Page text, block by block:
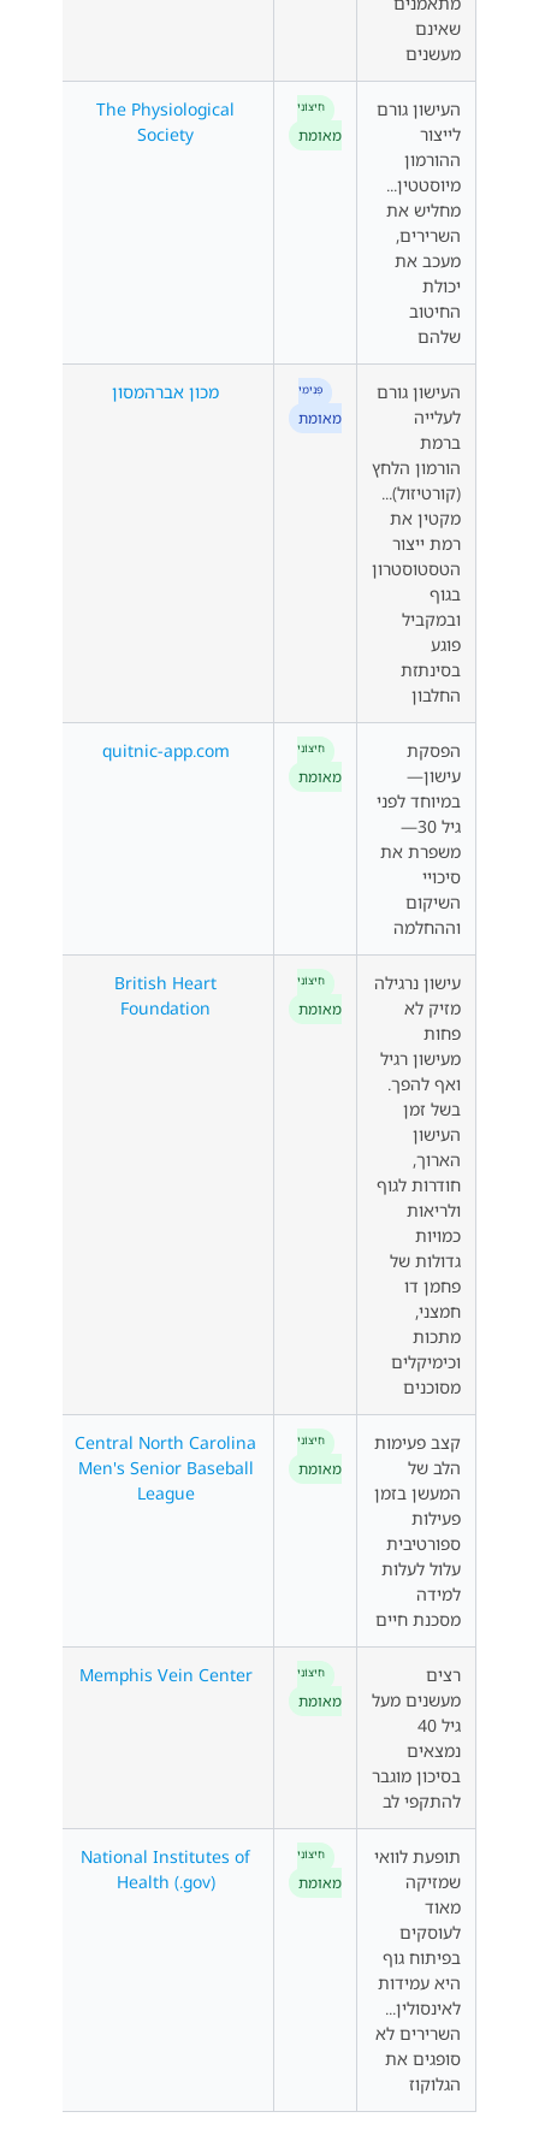
שאינם
מעשנים
העישון גורם
לייצור
ההורמון
מיוסטטין...
מחליש את
השרירים,
מעכב את
יכולת
החיטוב
שלהם
חִיצוֹנִי
מאומת
The Physiological
Society
העישון גורם
לעלייה
ברמת
הורמון הלחץ
(קורטיזול)...
מקטין את
רמת ייצור
הטסטוסטרון
בגוף
ובמקביל
פוגע
בסינתזת
החלבון
פְּנִימִי
מאומת
מכון אברהמסון
הפסקת
עישון—
במיוחד לפני
גיל 30—
משפרת את
סיכויי
השיקום
וההחלמה
חִיצוֹנִי
מאומת
quitnic-app.com
עישון נרגילה
מזיק לא
פחות
מעישון רגיל
ואף להפך.
בשל זמן
העישון
הארוך,
חודרות לגוף
ולריאות
כמויות
גדולות של
פחמן דו
חמצני,
מתכות
וכימיקלים
מסוכנים
חִיצוֹנִי
מאומת
British Heart
Foundation
קצב פעימות
הלב של
המעשן בזמן
פעילות
ספורטיבית
עלול לעלות
למידה
מסכנת חיים
חִיצוֹנִי
מאומת
Central North Carolina
Men's Senior Baseball
League
רצים
מעשנים מעל
גיל 40
נמצאים
בסיכון מוגבר
להתקפי לב
חִיצוֹנִי
מאומת
Memphis Vein Center
תופעת לוואי
שמזיקה
מאוד
לעוסקים
בפיתוח גוף
היא עמידות
לאינסולין...
השרירים לא
סופגים את
הגלוקוז
חִיצוֹנִי
מאומת
National Institutes of
Health (.gov)